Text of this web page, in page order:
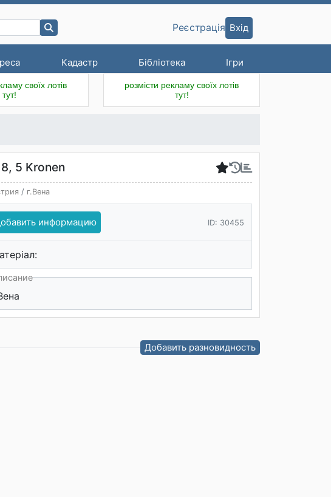
Кадастр Бібліотека Ігри
Реєстрація Вхід
своїх лотів
тут!
розмісти рекламу своїх лотів
тут!
5 Kronen
/ г.Вена
информацию ID: 30455
Добавить разновидность